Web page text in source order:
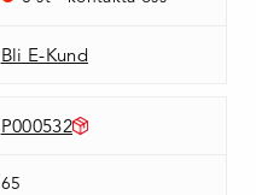
Bli E-Kund
P000532
65